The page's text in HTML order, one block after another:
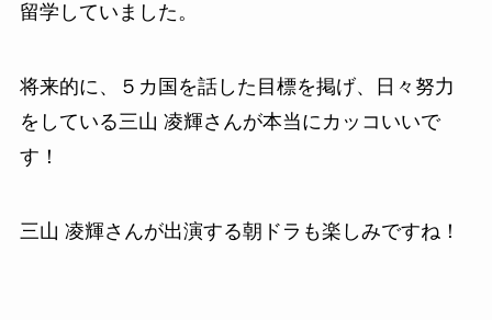
留学していました。
将来的に、５カ国を話した目標を掲げ、日々努力
をしている三山 凌輝さんが本当にカッコいいで
す！
三山 凌輝さんが出演する朝ドラも楽しみですね！